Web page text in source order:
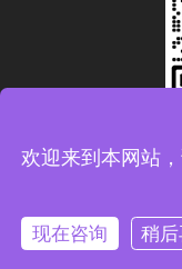
号：
技术支持：化
欢迎来到本网站
现在咨询 稍